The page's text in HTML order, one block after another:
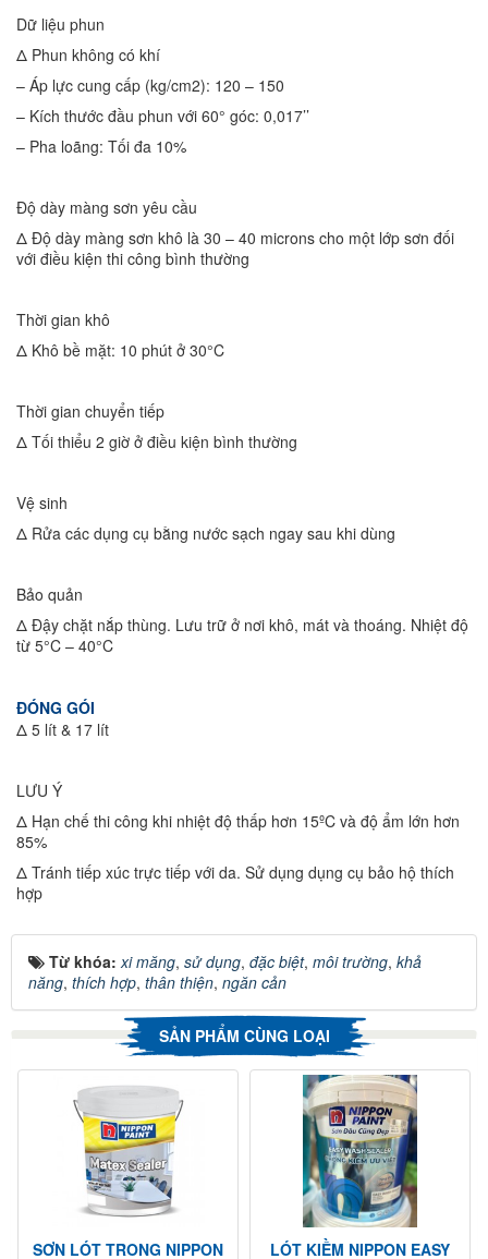
Dữ liệu phun
Δ Phun không có khí
– Áp lực cung cấp (kg/cm2): 120 – 150
– Kích thước đầu phun với 60° góc: 0,017’’
– Pha loãng: Tối đa 10%
Độ dày màng sơn yêu cầu
Δ Độ dày màng sơn khô là 30 – 40 microns cho một lớp sơn đối
với điều kiện thi công bình thường
Thời gian khô
Δ Khô bề mặt: 10 phút ở 30°C
Thời gian chuyển tiếp
Δ Tối thiểu 2 giờ ở điều kiện bình thường
Vệ sinh
Δ Rửa các dụng cụ bằng nước sạch ngay sau khi dùng
Bảo quản
Δ Đậy chặt nắp thùng. Lưu trữ ở nơi khô, mát và thoáng. Nhiệt độ
từ 5°C – 40°C
ĐÓNG GÓI
Δ 5 lít & 17 lít
LƯU Ý
Δ Hạn chế thi công khi nhiệt độ thấp hơn 15ºC và độ ẩm lớn hơn
85%
Δ Tránh tiếp xúc trực tiếp với da. Sử dụng dụng cụ bảo hộ thích
hợp
Từ khóa:xi măng, sử dụng, đặc biệt, môi trường, khả
năng, thích hợp, thân thiện, ngăn cản
SẢN PHẨM CÙNG LOẠI
SƠN LÓT TRONG NIPPON
LÓT KIỀM NIPPON EASY